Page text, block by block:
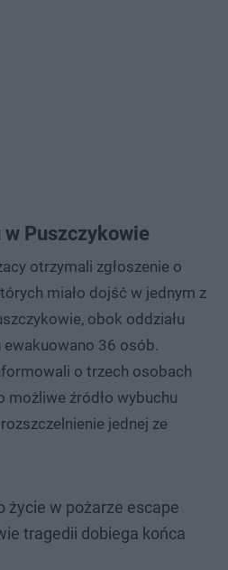
Puszczykowie
otrzymali zgłoszenie o
miało dojść w jednym z
obok oddziału
36 osób.
o trzech osobach
możliwe źródło wybuchu
jednej ze
życie w pożarze escape
tragedii dobiega końca